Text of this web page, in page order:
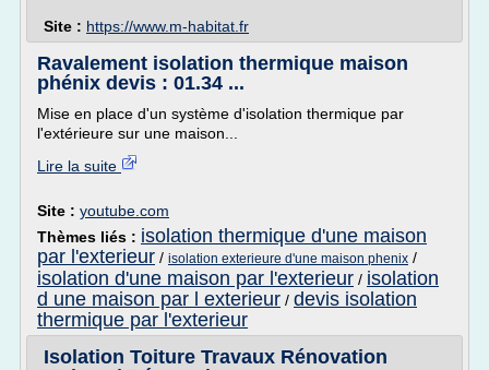
Site : https://www.m-habitat.fr
Ravalement isolation thermique maison
phénix devis : 01.34 ...
Mise en place d'un système d'isolation thermique par
l'extérieure sur une maison...
Lire la suite
Site : youtube.com
Thèmes liés : isolation thermique d'une maison
par l'exterieur / isolation exterieure d'une maison phenix /
isolation d'une maison par l'exterieur / isolation
d une maison par l exterieur / devis isolation
thermique par l'exterieur
Isolation Toiture Travaux Rénovation